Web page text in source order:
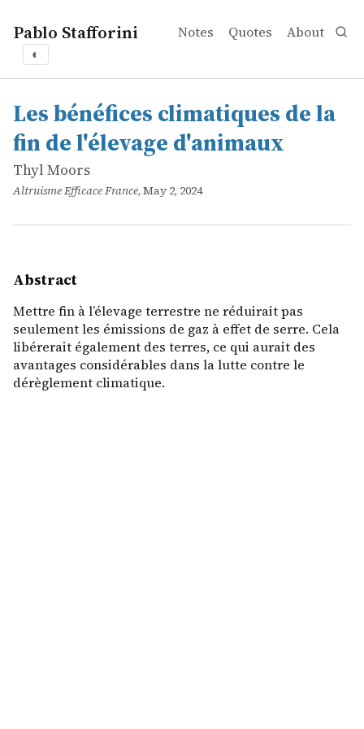
Pablo Stafforini Notes Quotes About
◐
works
Thyl Moors
Les bénéfices climatiques de la fin de l'élevage
online
Mettre fin à l&rsquo;élevage terrestre ne réduirait pas
Les bénéfices climatiques de la
fin de l'élevage d'animaux
Thyl Moors
Altruisme Efficace France, May 2, 2024
Abstract
Mettre fin à l’élevage terrestre ne réduirait pas
seulement les émissions de gaz à effet de serre. Cela
libérerait également des terres, ce qui aurait des
avantages considérables dans la lutte contre le
dérèglement climatique.